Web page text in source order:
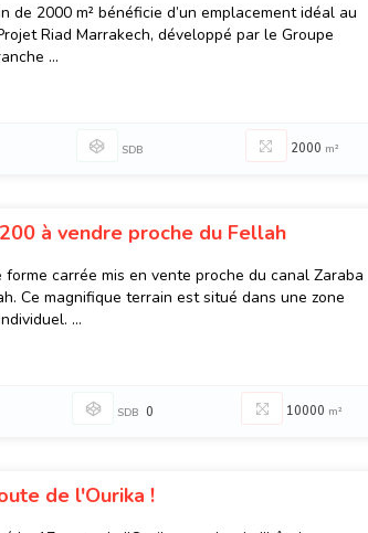
de 2000 m² bénéficie d’un emplacement idéal au
Riad Marrakech, développé par le Groupe
...
SDB 2000 m²
à vendre proche du Fellah
carrée mis en vente proche du canal Zaraba
Ce magnifique terrain est situé dans une zone
...
SDB 0 10000 m²
de l'Ourika !